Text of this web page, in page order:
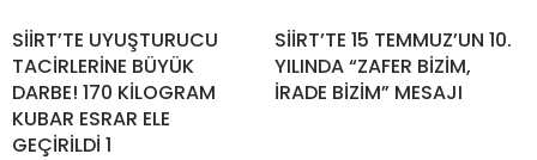
SİİRT’TE UYUŞTURUCU
TACİRLERİNE BÜYÜK
DARBE! 170 KİLOGRAM
KUBAR ESRAR ELE
GEÇİRİLDİ 1
SİİRT’TE 15 TEMMUZ’UN 10.
YILINDA “ZAFER BİZİM,
İRADE BİZİM” MESAJI